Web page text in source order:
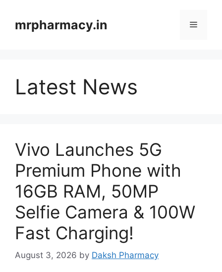
contentmrpharmacy.in Menu
Latest News
Vivo Launches 5G
Premium Phone with
16GB RAM, 50MP
Selfie Camera & 100W
Fast Charging!
August 3, 2026 by Daksh Pharmacy